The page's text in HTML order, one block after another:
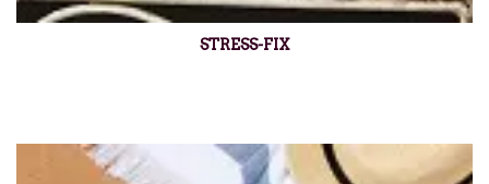
STRESS-FIX